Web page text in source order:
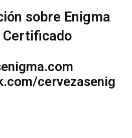
sobre Enigma
cervezasenig